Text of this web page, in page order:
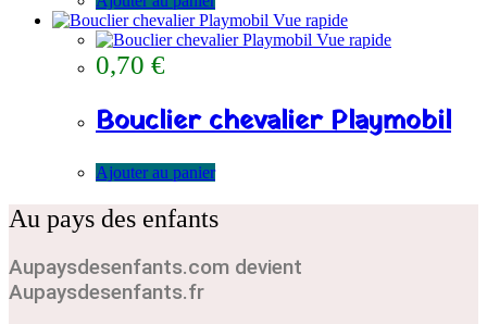
Vue rapide
Vue rapide
0,70 €
Bouclier chevalier Playmobil
Ajouter au panier
Au pays des enfants
Aupaysdesenfants.com devient
Aupaysdesenfants.fr